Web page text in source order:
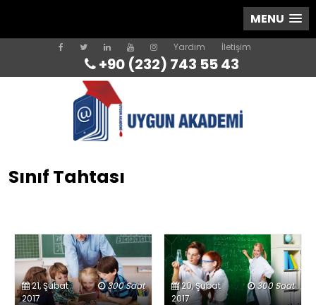
MENU
Yardım İletişim
+90 (232) 743 55 43
Sınıf Tahtası
300 Saat
21, Şubat
2017
300 Saat
20, Şubat
2017